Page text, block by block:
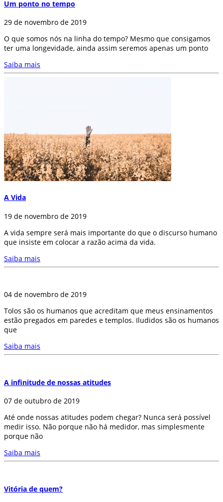
Um ponto no tempo
29 de novembro de 2019
O que somos nós na linha do tempo? Mesmo que consigamos
ter uma longevidade, ainda assim seremos apenas um ponto
Saiba mais
A Vida
19 de novembro de 2019
A vida sempre será mais importante do que o discurso humano
que insiste em colocar a razão acima da vida.
Saiba mais
04 de novembro de 2019
Tolos são os humanos que acreditam que meus ensinamentos
estão pregados em paredes e templos. Iludidos são os humanos
que
Saiba mais
A infinitude de nossas atitudes
07 de outubro de 2019
Até onde nossas atitudes podem chegar? Nunca será possível
medir isso. Não porque não há medidor, mas simplesmente
porque não
Saiba mais
Vitória de quem?